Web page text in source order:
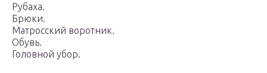
Рубаха.
Брюки.
Матросский воротник.
Обувь.
Головной убор.